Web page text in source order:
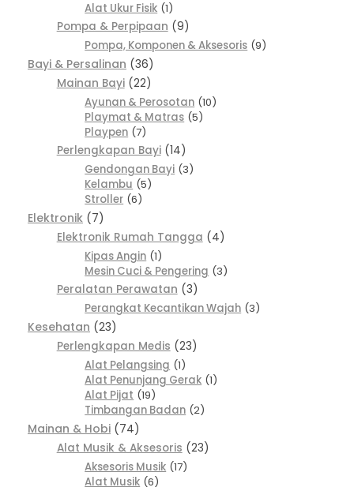
Alat Ukur Fisik 1
Pompa & Perpipaan
9
Pompa, Komponen & Aksesoris 9
Bayi & Persalinan 36
Mainan Bayi 22
Ayunan & Perosotan 10
Playmat & Matras 5
Playpen 7
Perlengkapan Bayi 14
Gendongan Bayi 3
Kelambu 5
Stroller 6
Elektronik 7
Elektronik Rumah Tangga
4
Kipas Angin 1
Mesin Cuci & Pengering 3
Peralatan Perawatan
3
Perangkat Kecantikan Wajah 3
Kesehatan 23
Perlengkapan Medis
23
Alat Pelangsing 1
Alat Penunjang Gerak 1
Alat Pijat 19
Timbangan Badan 2
Mainan & Hobi 74
Alat Musik & Aksesoris
23
Aksesoris Musik 17
Alat Musik 6